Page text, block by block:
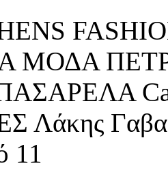
ΜΟΔΑ
Λάκης
11